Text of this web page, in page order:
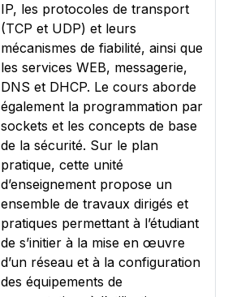
IP, les protocoles de transport
(TCP et UDP) et leurs
mécanismes de fiabilité, ainsi que
les services WEB, messagerie,
DNS et DHCP. Le cours aborde
également la programmation par
sockets et les concepts de base
de la sécurité. Sur le plan
pratique, cette unité
d’enseignement propose un
ensemble de travaux dirigés et
pratiques permettant à l’étudiant
de s’initier à la mise en œuvre
d’un réseau et à la configuration
des équipements de